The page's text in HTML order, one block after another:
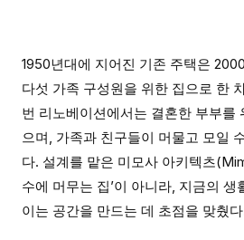
1950년대에 지어진 기존 주택은
다섯 가족 구성원을 위한 집으로 한
번 리노베이션에서는 결혼한 부부를
으며, 가족과 친구들이 머물고 모일
다. 설계를 맡은 미모사 아키텍츠
수에 머무는 집’이 아니라, 지금의
이는 공간을 만드는 데 초점을 맞췄